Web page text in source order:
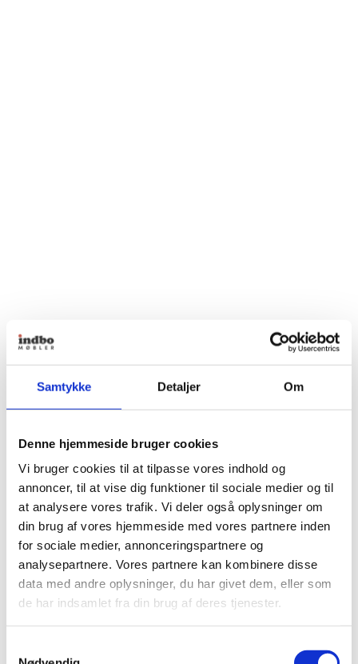
Samtykke Detaljer Om
Denne hjemmeside bruger cookies
Vi bruger cookies til at tilpasse vores indhold og
annoncer, til at vise dig funktioner til sociale medier og til
at analysere vores trafik. Vi deler også oplysninger om
din brug af vores hjemmeside med vores partnere inden
for sociale medier, annonceringspartnere og
analysepartnere. Vores partnere kan kombinere disse
data med andre oplysninger, du har givet dem, eller som
de har indsamlet fra din brug af deres tjenester.